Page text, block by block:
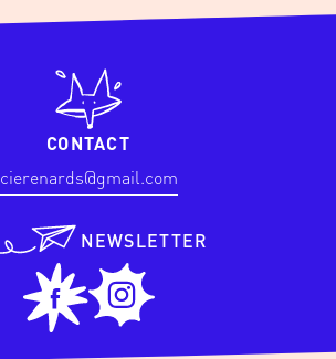
CONTACT
cierenards@gmail.com
NEWSLETTER